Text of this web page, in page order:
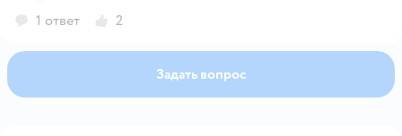
1 ответ 2
Задать вопрос